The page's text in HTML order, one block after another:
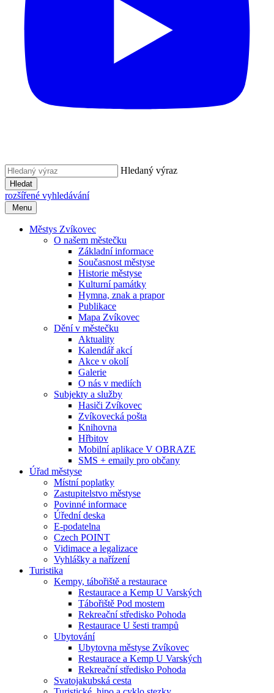
Hledaný výraz
Hledat
rozšířené vyhledávání
Menu
Městys Zvíkovec
O našem městečku
Základní informace
Současnost městyse
Historie městyse
Kulturní památky
Hymna, znak a prapor
Publikace
Mapa Zvíkovec
Dění v městečku
Aktuality
Kalendář akcí
Akce v okolí
Galerie
O nás v mediích
Subjekty a služby
Hasiči Zvíkovec
Zvíkovecká pošta
Knihovna
Hřbitov
Mobilní aplikace V OBRAZE
SMS + emaily pro občany
Úřad městyse
Místní poplatky
Zastupitelstvo městyse
Povinné informace
Úřední deska
E-podatelna
Czech POINT
Vidimace a legalizace
Vyhlášky a nařízení
Turistika
Kempy, tábořiště a restaurace
Restaurace a Kemp U Varských
Tábořiště Pod mostem
Rekreační středisko Pohoda
Restaurace U šesti trampů
Ubytování
Ubytovna městyse Zvíkovec
Restaurace a Kemp U Varských
Rekreační středisko Pohoda
Svatojakubská cesta